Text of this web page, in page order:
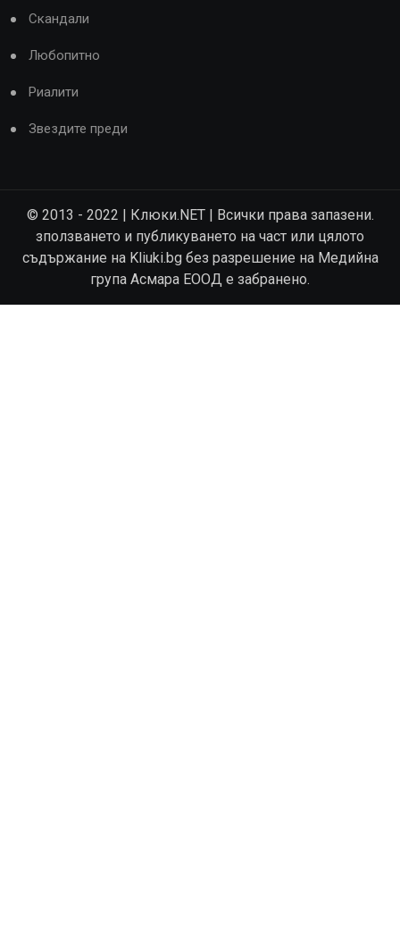
Скандали
Любопитно
Риалити
Звездите преди
© 2013 - 2022 | Клюки.NET | Всички права запазени.
зползването и публикуването на част или цялото
съдържание на Kliuki.bg без разрешение на Медийна
група Асмара ЕООД е забранено.